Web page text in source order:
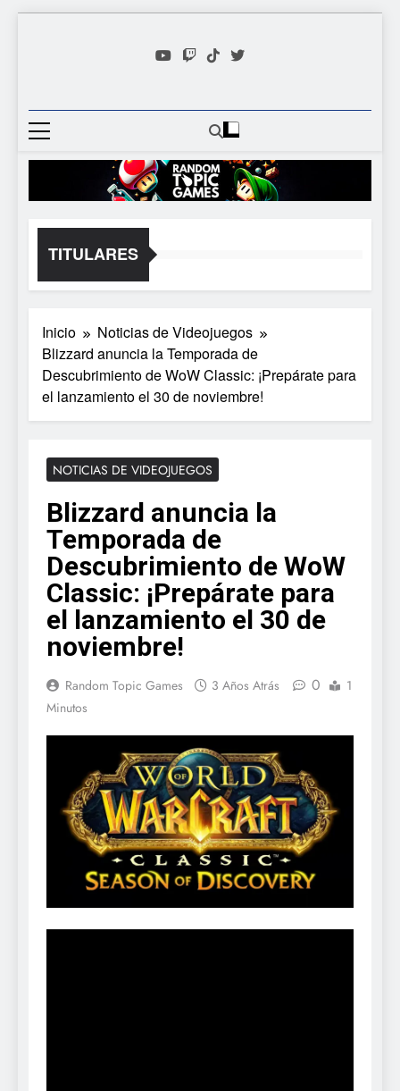
Random
Games
Videojuego Favorito
TITULARES
Inicio
Noticias de Videojuegos
Blizzard anuncia la Temporada de
Descubrimiento de WoW Classic: ¡Prepárate para
el lanzamiento el 30 de noviembre!
NOTICIAS DE VIDEOJUEGOS
Blizzard anuncia la
Temporada de
Descubrimiento de WoW
Classic: ¡Prepárate para
el lanzamiento el 30 de
noviembre!
Random Topic Games 3 Años Atrás 0
1
Minutos